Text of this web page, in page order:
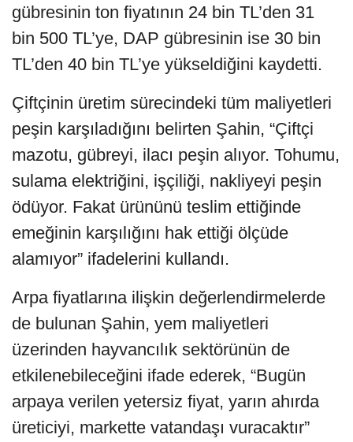
gübresinin ton fiyatının 24 bin TL’den 31
bin 500 TL’ye, DAP gübresinin ise 30 bin
TL’den 40 bin TL’ye yükseldiğini kaydetti.
Çiftçinin üretim sürecindeki tüm maliyetleri
peşin karşıladığını belirten Şahin, “Çiftçi
mazotu, gübreyi, ilacı peşin alıyor. Tohumu,
sulama elektriğini, işçiliği, nakliyeyi peşin
ödüyor. Fakat ürününü teslim ettiğinde
emeğinin karşılığını hak ettiği ölçüde
alamıyor” ifadelerini kullandı.
Arpa fiyatlarına ilişkin değerlendirmelerde
de bulunan Şahin, yem maliyetleri
üzerinden hayvancılık sektörünün de
etkilenebileceğini ifade ederek, “Bugün
arpaya verilen yetersiz fiyat, yarın ahırda
üreticiyi, markette vatandaşı vuracaktır”